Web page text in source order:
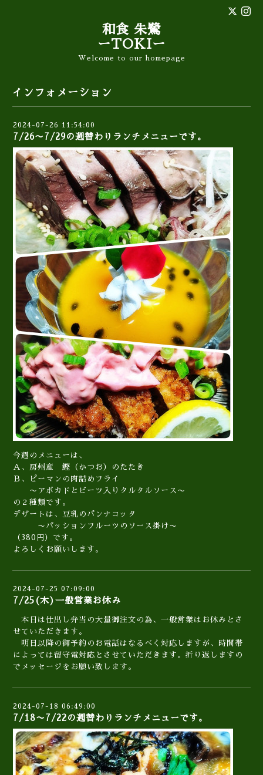
和食 朱鷺
ーTOKIー
Welcome to our homepage
インフォメーション
2024-07-26 11:54:00
7/26〜7/29の週替わりランチメニューです。
今週のメニューは、
Ａ、房州産 鰹（かつお）のたたき
Ｂ、ピーマンの肉詰めフライ
〜アボカドとビーツ入りタルタルソース〜
の２種類です。
デザートは、豆乳のパンナコッタ
〜パッションフルーツのソース掛け〜
（380円）です。
よろしくお願いします。
2024-07-25 07:09:00
7/25(木)一般営業お休み
本日は仕出し弁当の大量御注文の為、一般営業はお休みとさ
せていただきます。
明日以降の御予約のお電話はなるべく対応しますが、時間帯
によっては留守電対応とさせていただきます。折り返しますの
でメッセージをお願い致します。
2024-07-18 06:49:00
7/18〜7/22の週替わりランチメニューです。